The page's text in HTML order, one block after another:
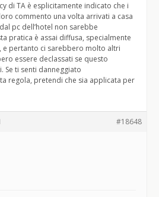
di TA è esplicitamente indicato che i
commento una volta arrivati a casa
pc dell’hotel non sarebbe
pratica è assai diffusa, specialmente
e pertanto ci sarebbero molto altri
essere declassati se questo
Se ti senti danneggiato
regola, pretendi che sia applicata per
#18648